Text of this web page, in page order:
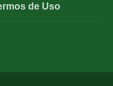
de Uso